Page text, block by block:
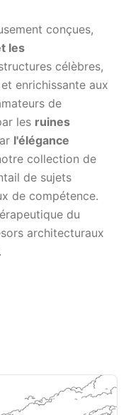
conçues,
les
célèbres,
enrichissante aux
de
les ruines
l'élégance
collection de
de sujets
de compétence.
du
architecturaux